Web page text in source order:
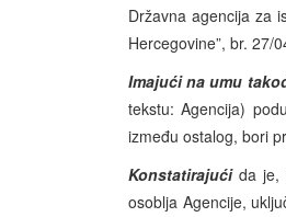
Državna agencija za
Hercegovine”, br. 27/
Imajući na umu
tekstu: Agencija)
između ostalog, bori
Konstatirajućida je,
osoblja Agencije,